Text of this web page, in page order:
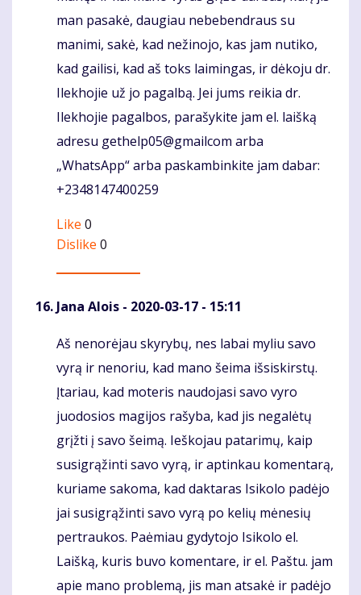
man pasakė, daugiau nebebendraus su
manimi, sakė, kad nežinojo, kas jam nutiko,
kad gailisi, kad aš toks laimingas, ir dėkoju dr.
Ilekhojie už jo pagalbą. Jei jums reikia dr.
Ilekhojie pagalbos, parašykite jam el. laišką
adresu gethelp05@gmailcom arba
„WhatsApp“ arba paskambinkite jam dabar:
+2348147400259
Like 0
Dislike 0
Jana Alois - 2020-03-17 - 15:11
Komentaras
Aš nenorėjau skyrybų, nes labai myliu savo
vyrą ir nenoriu, kad mano šeima išsiskirstų.
Įtariau, kad moteris naudojasi savo vyro
juodosios magijos rašyba, kad jis negalėtų
grįžti į savo šeimą. Ieškojau patarimų, kaip
susigrąžinti savo vyrą, ir aptinkau komentarą,
kuriame sakoma, kad daktaras Isikolo padėjo
jai susigrąžinti savo vyrą po kelių mėnesių
pertraukos. Paėmiau gydytojo Isikolo el.
Laišką, kuris buvo komentare, ir el. Paštu. jam
apie mano problemą, jis man atsakė ir padėjo